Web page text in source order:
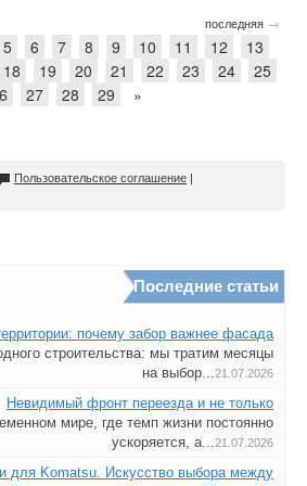
последняя →
5 6 7 8 9 10 11 12
13
18 19 20 21 22 23 24
25
27 28 29 »
Пользовательское соглашение |
Последние статьи
почему забор важнее фасада
строительства: мы тратим месяцы
на выбор...21.07.2026
Невидимый фронт переезда и не только
мире, где темп жизни постоянно
ускоряется, а...21.07.2026
для Komatsu. Искусство выбора между